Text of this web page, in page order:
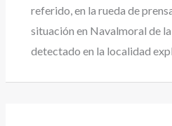
referido, en la rueda de
situación en Navalmoral de
detectado en la localidad